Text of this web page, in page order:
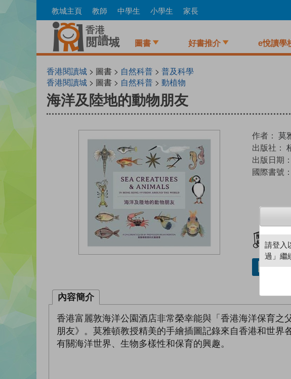
to
教城主頁 教師 中學生 小學生 家長
圖書 好書推介 e悅讀學
香港閱讀城 > 圖書 > 自然科普 > 普及科學
香港閱讀城 > 圖書 > 自然科普 > 動植物
海洋及陸地的動物朋友
作者： 莫
出版社：
出版日期：
國際書號：
借
內容簡介
香港富麗敦海洋公園酒店非常榮幸能與「香港海洋保育
朋友》。莫雅頓教授精美的手繪插圖記錄來自香港和世
有關海洋世界、生物多樣性和保育的興趣。
請登入
過」繼